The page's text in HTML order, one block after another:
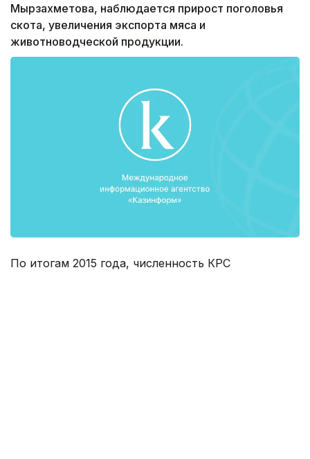
Мырзахметова, наблюдается прирост поголовья
скота, увеличения экспорта мяса и
животноводческой продукции.
По итогам 2015 года, численность КРС